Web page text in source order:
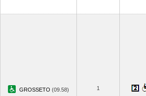
GROSSETO (09.58) 1